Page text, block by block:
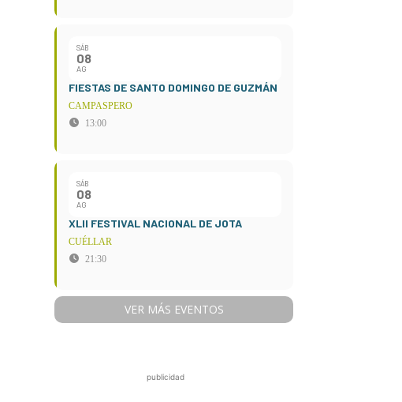
SÁB
08
AG
FIESTAS DE SANTO DOMINGO DE GUZMÁN
CAMPASPERO
13:00
SÁB
08
AG
XLII FESTIVAL NACIONAL DE JOTA
CUÉLLAR
21:30
VER MÁS EVENTOS
publicidad